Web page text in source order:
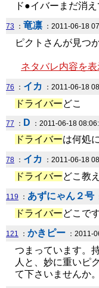
ド●イバーまだ消
73 ： 竜凛 ：2011-06-18
ピクトさんが見つ
ネタバレ内容を表
76 ： イカ ：2011-06-18
ドライバーどこ
77 ： D ：2011-06-18
ドライバーは何処
78 ： イカ ：2011-06-18
ドライバーどこ教
119 ： あずにゃん２号
ドライバーどこで
121 ： かきピー ：2011-
つまっています。
人と、妙に重いピ
て下さいませんか。